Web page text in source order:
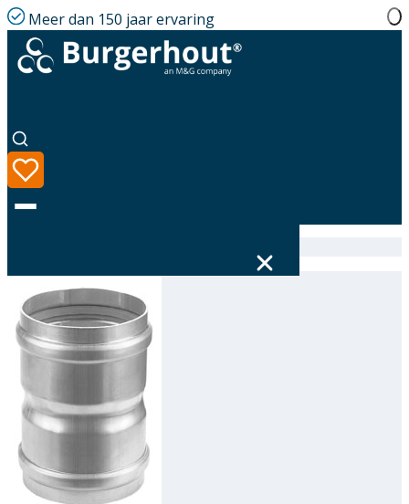
Meer dan 150 jaar ervaring
Taal
Assortiment
Oplossingen
Academy